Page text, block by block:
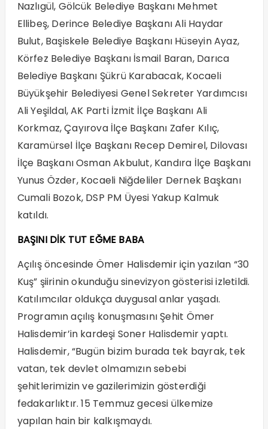
Nazlıgül, Gölcük Belediye Başkanı Mehmet
Ellibeş, Derince Belediye Başkanı Ali Haydar
Bulut, Başiskele Belediye Başkanı Hüseyin Ayaz,
Körfez Belediye Başkanı İsmail Baran, Darıca
Belediye Başkanı Şükrü Karabacak, Kocaeli
Büyükşehir Belediyesi Genel Sekreter Yardımcısı
Ali Yeşildal, AK Parti İzmit İlçe Başkanı Ali
Korkmaz, Çayırova İlçe Başkanı Zafer Kılıç,
Karamürsel İlçe Başkanı Recep Demirel, Dilovası
İlçe Başkanı Osman Akbulut, Kandıra İlçe Başkanı
Yunus Özder, Kocaeli Niğdeliler Dernek Başkanı
Cumali Bozok, DSP PM Üyesi Yakup Kalmuk
katıldı.
BAŞINI DİK TUT EĞME BABA
Açılış öncesinde Ömer Halisdemir için yazılan “30
Kuş” şiirinin okunduğu sinevizyon gösterisi izletildi.
Katılımcılar oldukça duygusal anlar yaşadı.
Programın açılış konuşmasını Şehit Ömer
Halisdemir’in kardeşi Soner Halisdemir yaptı.
Halisdemir, “Bugün bizim burada tek bayrak, tek
vatan, tek devlet olmamızın sebebi
şehitlerimizin ve gazilerimizin gösterdiği
fedakarlıktır. 15 Temmuz gecesi ülkemize
yapılan hain bir kalkışmaydı.